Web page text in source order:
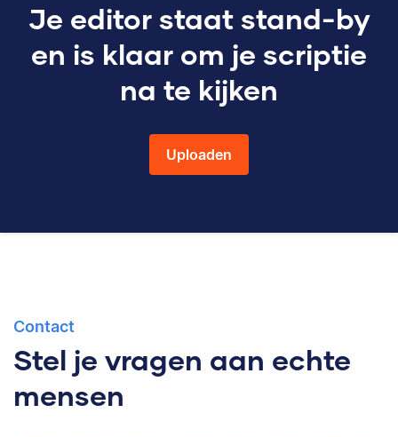
Je editor staat stand-by
en is klaar om je scriptie
na te kijken
Uploaden
Contact
Stel je vragen aan echte
mensen